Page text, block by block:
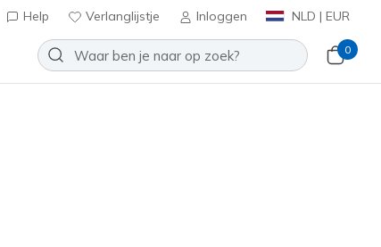
Help Verlanglijstje Inloggen NLD | EUR
0